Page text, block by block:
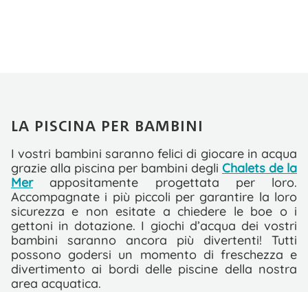
LA PISCINA PER BAMBINI
I vostri bambini saranno felici di giocare in acqua
grazie alla piscina per bambini degli Chalets de la
Merappositamente progettata per loro.
Accompagnate i più piccoli per garantire la loro
sicurezza e non esitate a chiedere le boe o i
gettoni in dotazione. I giochi d’acqua dei vostri
bambini saranno ancora più divertenti! Tutti
possono godersi un momento di freschezza e
divertimento ai bordi delle piscine della nostra
area acquatica.